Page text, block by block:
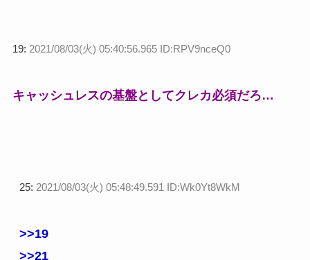
19: 2021/08/03(火) 05:40:56.965 ID:RPV9nceQ0
キャッシュレスの基盤としてクレカ必須だろ…
25: 2021/08/03(火) 05:48:49.591 ID:Wk0Yt8WkM
>>19
>>21